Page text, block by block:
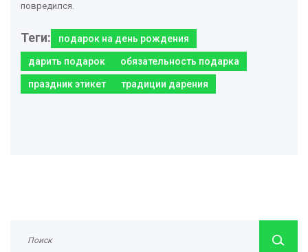
повредился.
Теги: подарок на день рождения
дарить подарок обязательность подарка
праздник этикет традиции дарения